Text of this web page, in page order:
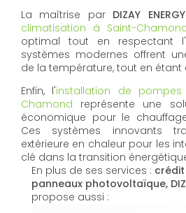
La maîtrise par DIZAY ENERGY
climatisation à Saint-
optimal tout en respectant
systèmes modernes offrent
de la température, tout en étant
Enfin, l'installation de
Chamond représente une
économique pour le
Ces systèmes innovants
extérieure en chaleur pour les
clé dans la transition
En plus de ses services :
panneaux photovoltaïque,
propose aussi :